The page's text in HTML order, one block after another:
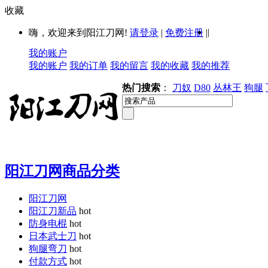
收藏
嗨，欢迎来到阳江刀网! 请登录 | 免费注册 ||
我的账户
我的账户 我的订单 我的留言 我的收藏 我的推荐
热门搜索 ： 刀奴 D80 丛林王 狗腿
阳江刀网商品分类
阳江刀网
阳江刀新品 hot
防身电棍 hot
日本武士刀 hot
狗腿弯刀 hot
付款方式 hot